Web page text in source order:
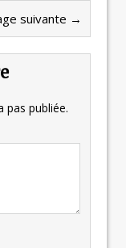
suivante →
pas publiée.